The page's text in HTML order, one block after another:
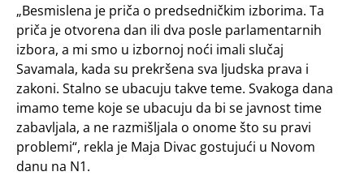
„Besmislena je priča o predsedničkim izborima. Ta
priča je otvorena dan ili dva posle parlamentarnih
izbora, a mi smo u izbornoj noći imali slučaj
Savamala, kada su prekršena sva ljudska prava i
zakoni. Stalno se ubacuju takve teme. Svakoga dana
imamo teme koje se ubacuju da bi se javnost time
zabavljala, a ne razmišljala o onome što su pravi
problemi“, rekla je Maja Divac gostujući u Novom
danu na N1.